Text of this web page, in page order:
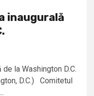
inaugurală
la Washington D.C.
D.C.) Comitetul